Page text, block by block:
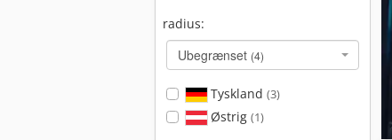
radius:
Ubegrænset (4)
Tyskland (3)
Østrig (1)